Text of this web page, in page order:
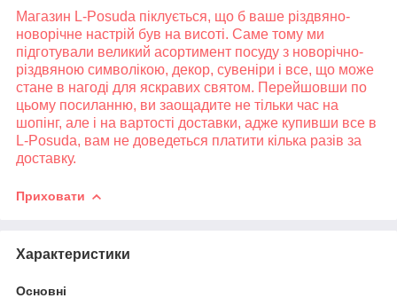
Магазин L-Posuda піклується, що б ваше різдвяно-
новорічне настрій був на висоті. Саме тому ми
підготували великий асортимент посуду з новорічно-
різдвяною символікою, декор, сувеніри і все, що може
стане в нагоді для яскравих святом. Перейшовши по
цьому посиланню, ви заощадите не тільки час на
шопінг, але і на вартості доставки, адже купивши все в
L-Posuda, вам не доведеться платити кілька разів за
доставку.
Приховати
Характеристики
Основні